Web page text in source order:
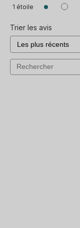
1 étoile
Trier les avis